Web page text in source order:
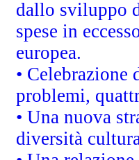
dallo sviluppo
spese in
europea.
•
problemi,
• Una nuova
diversità